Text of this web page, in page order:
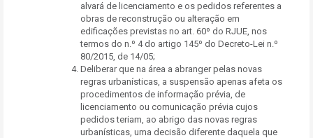
alvará de licenciamento e os pedidos referentes a
obras de reconstrução ou alteração em
edificações previstas no art. 60º do RJUE, nos
termos do n.º 4 do artigo 145º do Decreto-Lei n.º
80/2015, de 14/05;
Deliberar que na área a abranger pelas novas
regras urbanísticas, a suspensão apenas afeta os
procedimentos de informação prévia, de
licenciamento ou comunicação prévia cujos
pedidos teriam, ao abrigo das novas regras
urbanísticas, uma decisão diferente daquela que